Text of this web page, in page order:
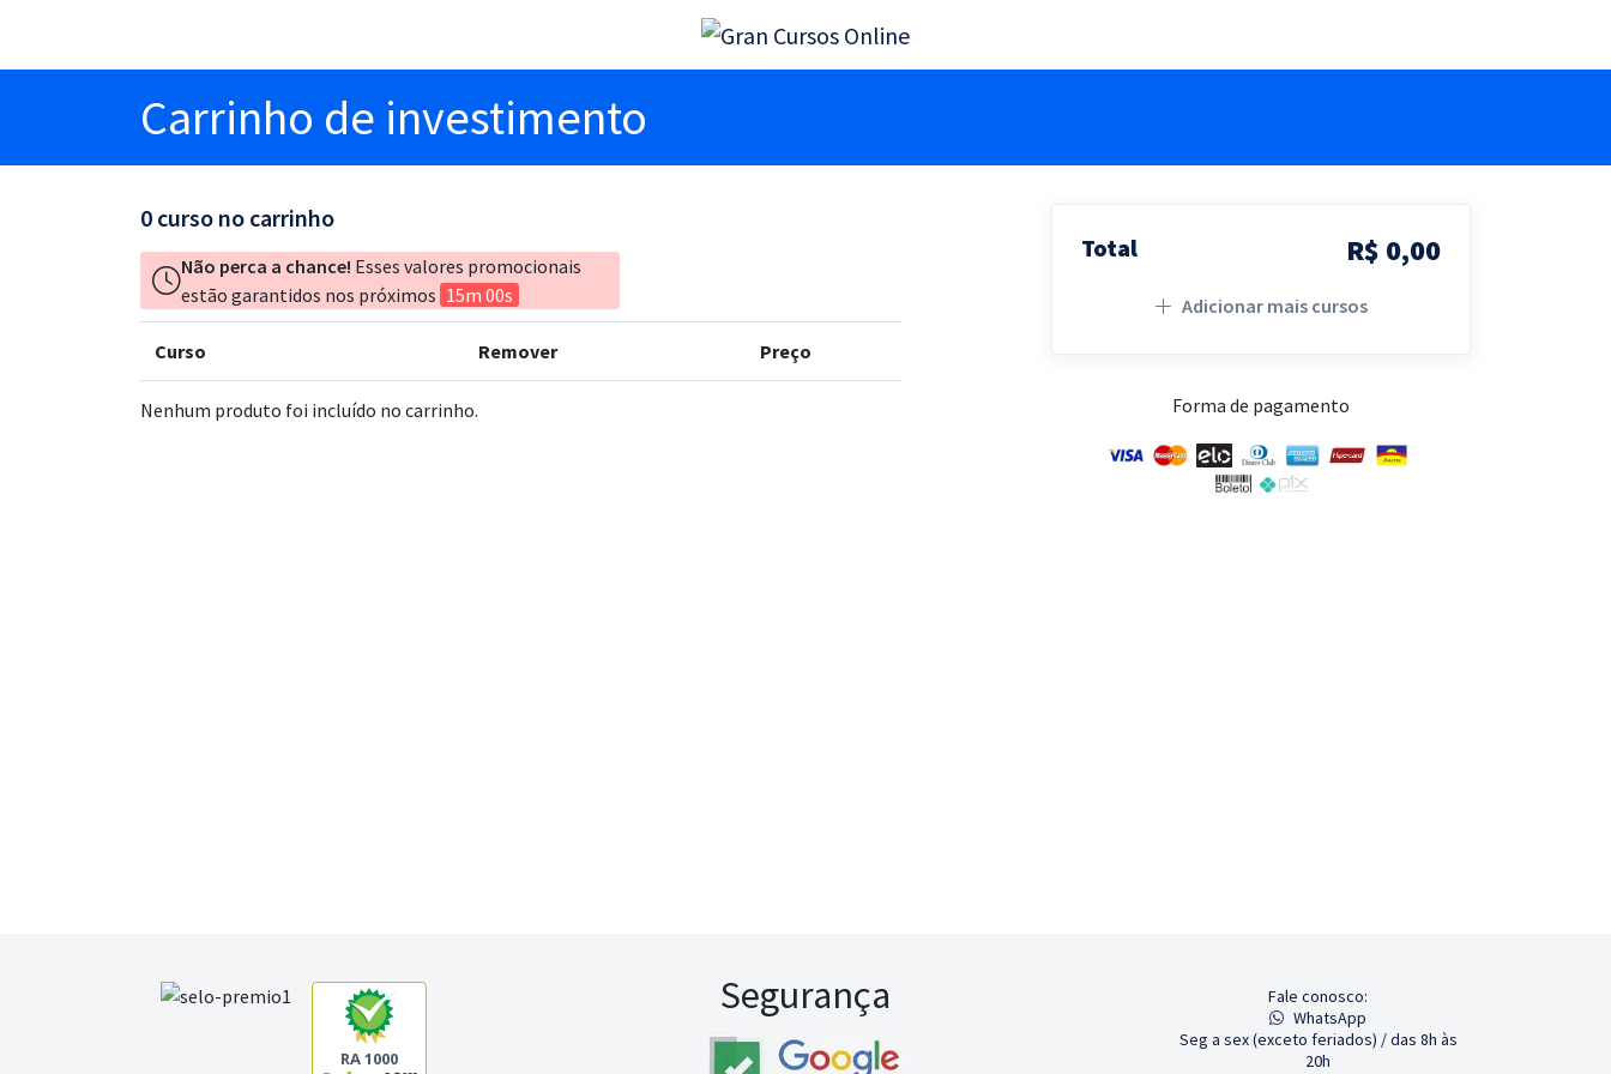
Carrinho de investimento
0 curso no carrinho
Não perca a chance! Esses valores promocionais
estão garantidos nos próximos 15m 00s
Curso Remover Preço
Nenhum produto foi incluído no carrinho.
Total R$ 0,00
Adicionar mais cursos
Forma de pagamento
RA 1000
Segurança
Fale conosco:
WhatsApp
Seg a sex (exceto feriados) / das 8h às
20h